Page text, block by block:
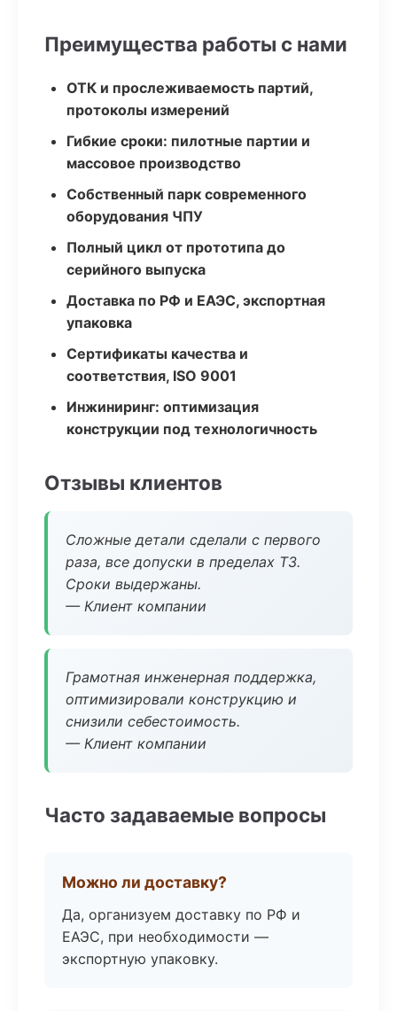
Преимущества работы с нами
ОТК и прослеживаемость партий,
протоколы измерений
Гибкие сроки: пилотные партии и
массовое производство
Собственный парк современного
оборудования ЧПУ
Полный цикл от прототипа до
серийного выпуска
Доставка по РФ и ЕАЭС, экспортная
упаковка
Сертификаты качества и
соответствия, ISO 9001
Инжиниринг: оптимизация
конструкции под технологичность
Отзывы клиентов
Сложные детали сделали с первого
раза, все допуски в пределах ТЗ.
Сроки выдержаны.
— Клиент компании
Грамотная инженерная поддержка,
оптимизировали конструкцию и
снизили себестоимость.
— Клиент компании
Часто задаваемые вопросы
Можно ли доставку?
Да, организуем доставку по РФ и
ЕАЭС, при необходимости —
экспортную упаковку.